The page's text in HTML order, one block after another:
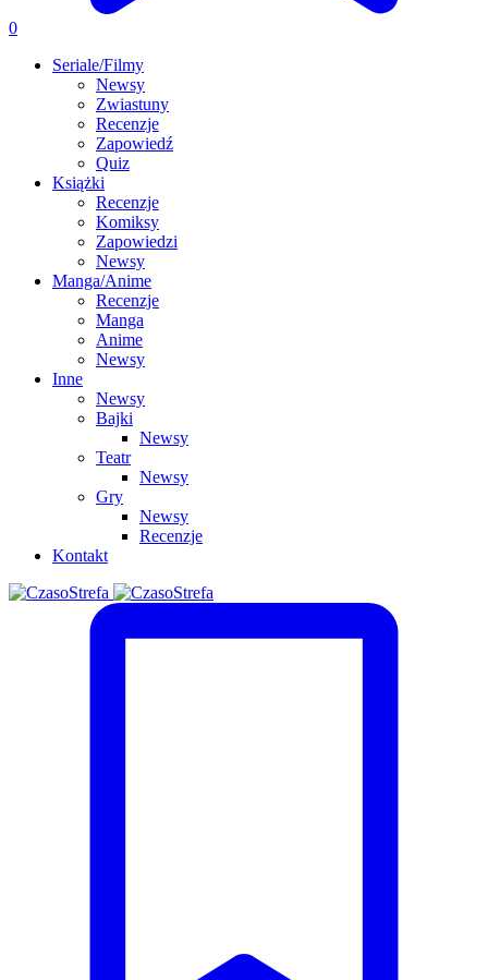
0
Seriale/Filmy
Newsy
Zwiastuny
Recenzje
Zapowiedź
Quiz
Książki
Recenzje
Komiksy
Zapowiedzi
Newsy
Manga/Anime
Recenzje
Manga
Anime
Newsy
Inne
Newsy
Bajki
Newsy
Teatr
Newsy
Gry
Newsy
Recenzje
Kontakt